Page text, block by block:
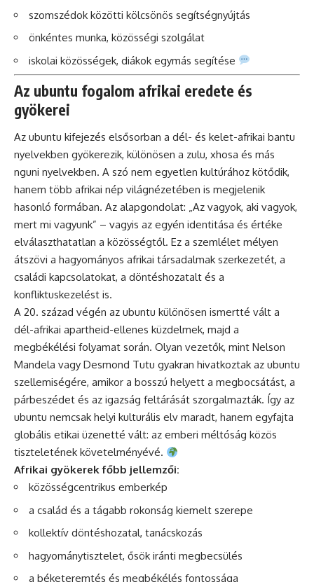
szomszédok közötti kölcsönös segítségnyújtás
önkéntes munka, közösségi szolgálat
iskolai közösségek, diákok egymás segítése
Az ubuntu fogalom afrikai eredete és
gyökerei
Az ubuntu kifejezés elsősorban a dél- és kelet-afrikai bantu
nyelvekben gyökerezik, különösen a zulu, xhosa és más
nguni nyelvekben. A szó nem egyetlen kultúrához kötődik,
hanem több afrikai nép világnézetében is megjelenik
hasonló formában. Az alapgondolat: „Az vagyok, aki vagyok,
mert mi vagyunk” – vagyis az egyén identitása és értéke
elválaszthatatlan a közösségtől. Ez a szemlélet mélyen
átszövi a hagyományos afrikai társadalmak szerkezetét, a
családi kapcsolatokat, a döntéshozatalt és a
konfliktuskezelést is.
A 20. század végén az ubuntu különösen ismertté vált a
dél-afrikai apartheid-ellenes küzdelmek, majd a
megbékélési folyamat során. Olyan vezetők, mint Nelson
Mandela vagy Desmond Tutu gyakran hivatkoztak az ubuntu
szellemiségére, amikor a bosszú helyett a megbocsátást, a
párbeszédet és az igazság feltárását szorgalmazták. Így az
ubuntu nemcsak helyi kulturális elv maradt, hanem egyfajta
globális etikai üzenetté vált: az emberi méltóság közös
tiszteletének követelményévé.
Afrikai gyökerek főbb jellemzői:
közösségcentrikus emberkép
a család és a tágabb rokonság kiemelt szerepe
kollektív döntéshozatal, tanácskozás
hagyománytisztelet, ősök iránti megbecsülés
a béketeremtés és megbékélés fontossága